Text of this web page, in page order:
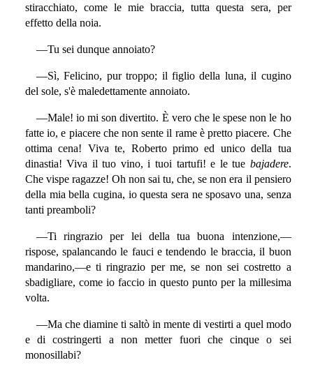
stiracchiato, come le mie braccia, tutta questa sera, per
effetto della noia.
—Tu sei dunque annoiato?
—Sì, Felicino, pur troppo; il figlio della luna, il cugino
del sole, s'è maledettamente annoiato.
—Male! io mi son divertito. È vero che le spese non le ho
fatte io, e piacere che non sente il rame è pretto piacere. Che
ottima cena! Viva te, Roberto primo ed unico della tua
dinastia! Viva il tuo vino, i tuoi tartufi! e le tue bajadere.
Che vispe ragazze! Oh non sai tu, che, se non era il pensiero
della mia bella cugina, io questa sera ne sposavo una, senza
tanti preamboli?
—Ti ringrazio per lei della tua buona intenzione,—
rispose, spalancando le fauci e tendendo le braccia, il buon
mandarino,—e ti ringrazio per me, se non sei costretto a
sbadigliare, come io faccio in questo punto per la millesima
volta.
—Ma che diamine ti saltò in mente di vestirti a quel modo
e di costringerti a non metter fuori che cinque o sei
monosillabi?